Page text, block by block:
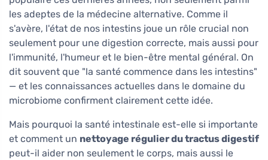
les adeptes de la médecine alternative. Comme il
s'avère, l'état de nos intestins joue un rôle crucial non
seulement pour une digestion correcte, mais aussi pour
l'immunité, l'humeur et le bien-être mental général. On
dit souvent que "la santé commence dans les intestins"
— et les connaissances actuelles dans le domaine du
microbiome confirment clairement cette idée.
Mais pourquoi la santé intestinale est-elle si importante
et comment un nettoyage régulier du tractus digestif
peut-il aider non seulement le corps, mais aussi le